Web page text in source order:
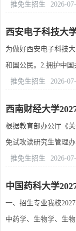
推免生招生 2026-
西安电子科技大
为做好西安电子科技
和国公民。2.拥护中
推免生招生 2026-
西南财经大学
根据教育部办公厅《
免试攻读研究生管理
推免生招生 2026-
中国药科大学
一、招生专业我校
中药学、生物学、生